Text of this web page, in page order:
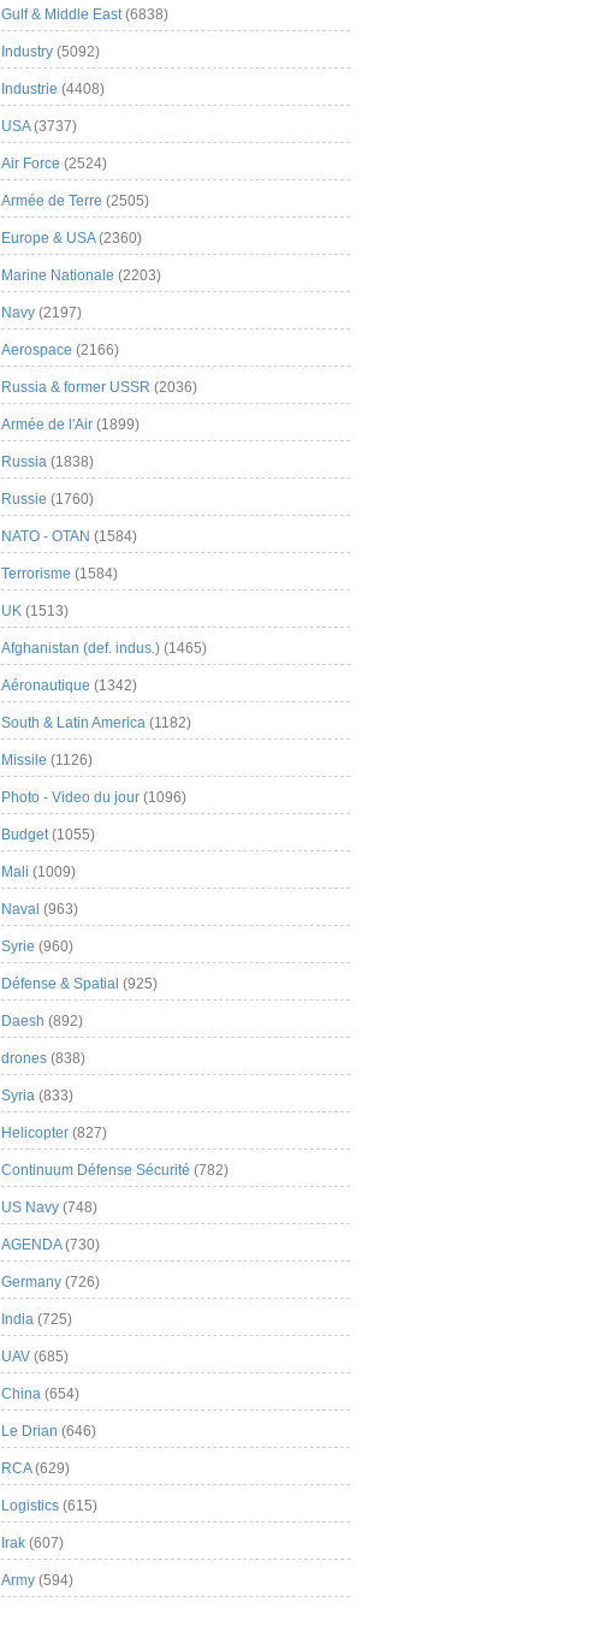
Gulf & Middle East(6838)
Industry (5092)
Industrie (4408)
USA(3737)
Air Force (2524)
Armée de Terre (2505)
Europe & USA(2360)
Marine Nationale (2203)
Navy (2197)
Aerospace (2166)
Russia & former USSR (2036)
Armée de l'Air (1899)
Russia (1838)
Russie (1760)
NATO - OTAN (1584)
Terrorisme (1584)
UK (1513)
Afghanistan (def. indus.) (1465)
Aéronautique (1342)
South & Latin America (1182)
Missile (1126)
Photo - Video du jour (1096)
Budget(1055)
Mali (1009)
Naval (963)
Syrie (960)
Défense & Spatial (925)
Daesh (892)
drones (838)
Syria (833)
Helicopter (827)
Continuum Défense Sécurité (782)
US Navy (748)
AGENDA(730)
Germany (726)
India (725)
UAV (685)
China (654)
Le Drian (646)
RCA(629)
Logistics (615)
Irak (607)
Army (594)